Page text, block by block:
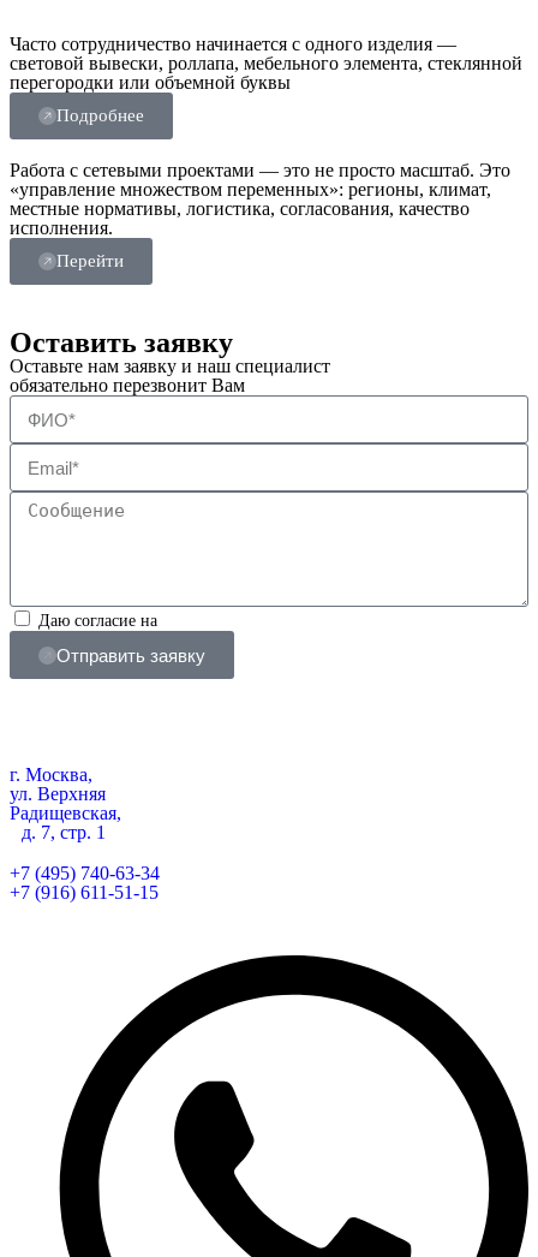
Часто сотрудничество начинается с одного изделия —
световой вывески, роллапа, мебельного элемента, стеклянной
перегородки или объемной буквы
Подробнее
Работа с сетевыми проектами — это не просто масштаб. Это
«управление множеством переменных»: регионы, климат,
местные нормативы, логистика, согласования, качество
исполнения.
Перейти
Оставить заявку
Оставьте нам заявку и наш специалист
обязательно перезвонит Вам
Даю согласие на
Отправить заявку
г. Москва,
ул. Верхняя
Радищевская,
д. 7, стр. 1
+7 (495) 740-63-34
+7 (916) 611-51-15